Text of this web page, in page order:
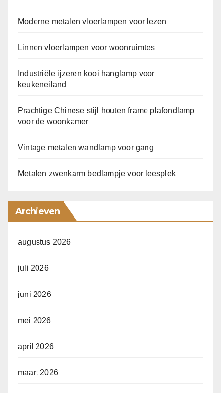
Moderne metalen vloerlampen voor lezen
Linnen vloerlampen voor woonruimtes
Industriële ijzeren kooi hanglamp voor
keukeneiland
Prachtige Chinese stijl houten frame plafondlamp
voor de woonkamer
Vintage metalen wandlamp voor gang
Metalen zwenkarm bedlampje voor leesplek
Archieven
augustus 2026
juli 2026
juni 2026
mei 2026
april 2026
maart 2026